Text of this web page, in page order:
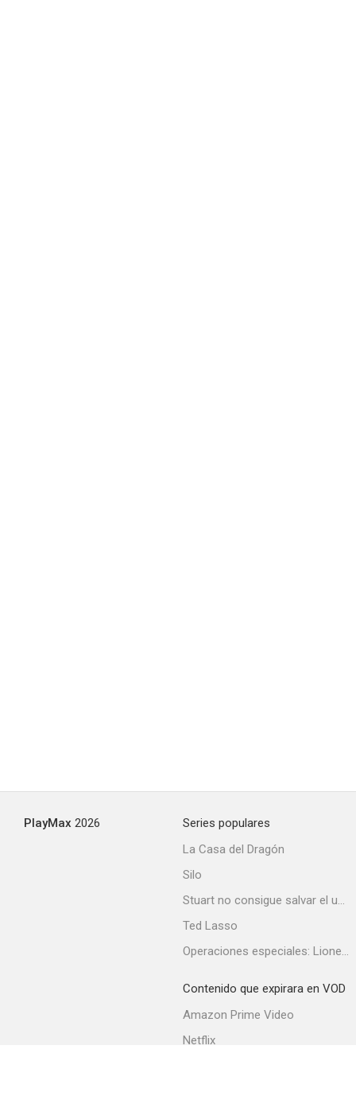
PlayMax 2026
Series populares
La Casa del Dragón
Silo
Stuart no consigue salvar el universo
Ted Lasso
Operaciones especiales: Lioness
Contenido que expirara en VOD
Amazon Prime Video
Netflix